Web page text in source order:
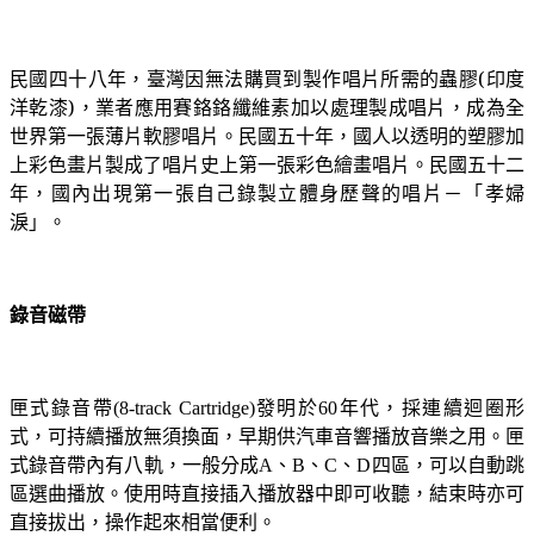
民國四十八年，臺灣因無法購買到製作唱片所需的蟲膠(印度
洋乾漆)，業者應用賽鉻鉻纖維素加以處理製成唱片，成為全
世界第一張薄片軟膠唱片。民國五十年，國人以透明的塑膠加
上彩色畫片製成了唱片史上第一張彩色繪畫唱片。民國五十二
年，國內出現第一張自己錄製立體身歷聲的唱片－「孝婦
淚」。
錄音磁帶
匣式錄音帶(8-track Cartridge)發明於60年代，採連續迴圈形
式，可持續播放無須換面，早期供汽車音響播放音樂之用。匣
式錄音帶內有八軌，一般分成A、B 、C 、D四區，可以自動跳
區選曲播放。使用時直接插入播放器中即可收聽，結束時亦可
直接拔出，操作起來相當便利。